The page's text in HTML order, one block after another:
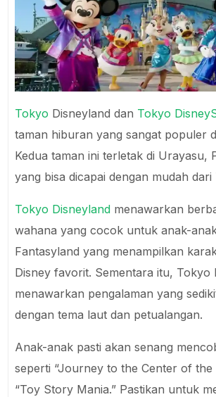
Tokyo Disneyland dan Tokyo
taman hiburan yang sangat populer
Kedua taman ini terletak di Urayasu,
yang bisa dicapai dengan mudah dari
Tokyo Disneyland menawarkan
wahana yang cocok untuk anak-
Fantasyland yang menampilkan
Disney favorit. Sementara itu, Tokyo
menawarkan pengalaman yang
dengan tema laut dan petualangan.
Anak-anak pasti akan senang
seperti “Journey to the Center of the
“Toy Story Mania.” Pastikan untuk